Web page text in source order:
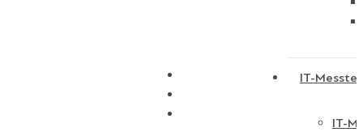
IT-
IT-